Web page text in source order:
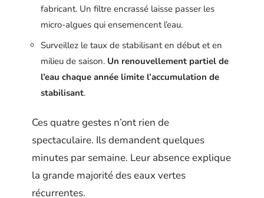
fabricant. Un filtre encrassé laisse passer les
micro-algues qui ensemencent l’eau.
Surveillez le taux de stabilisant en début et en
milieu de saison. Un renouvellement partiel de
l’eau chaque année limite l’accumulation de
stabilisant.
Ces quatre gestes n’ont rien de
spectaculaire. Ils demandent quelques
minutes par semaine. Leur absence explique
la grande majorité des eaux vertes
récurrentes.